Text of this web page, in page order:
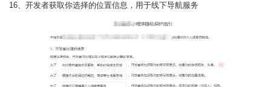
16、开发者获取你选择的位置信息，用于线下导航服务